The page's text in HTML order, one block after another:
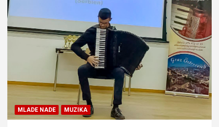
MLADE NADE MUZIKA